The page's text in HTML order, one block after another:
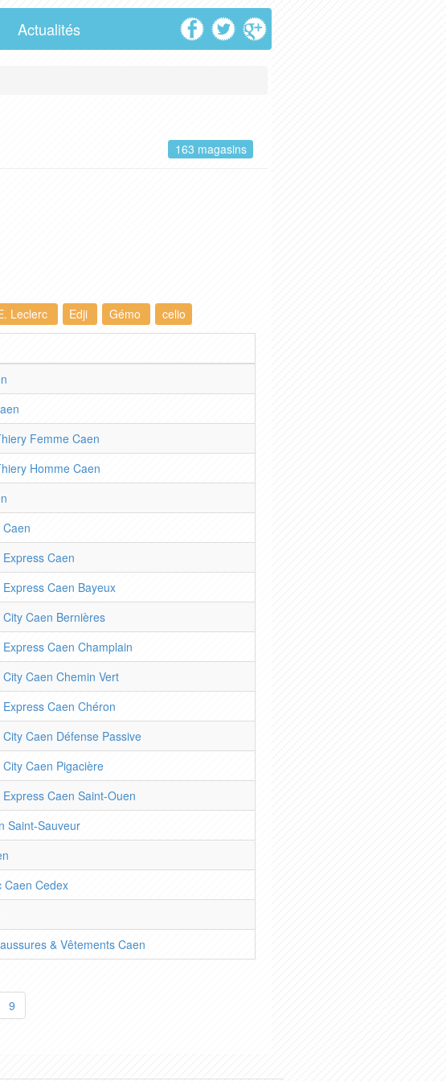
Actualités
163 magasins
Leclerc Edji Gémo celio
Femme Caen
Homme Caen
Caen
Caen Bayeux
Caen Bernières
Caen Champlain
Caen Chemin Vert
Caen Chéron
Caen Défense Passive
Caen Pigacière
Caen Saint-Ouen
Saint-Sauveur
Caen Cedex
& Vêtements Caen
9